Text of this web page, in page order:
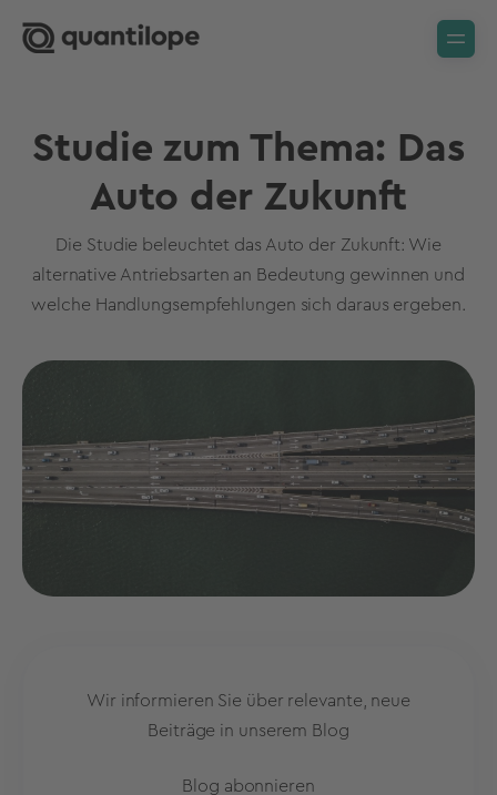
Studie zum Thema: Das
Auto der Zukunft
Die Studie beleuchtet das Auto der Zukunft: Wie
alternative Antriebsarten an Bedeutung gewinnen und
welche Handlungsempfehlungen sich daraus ergeben.
Wir informieren Sie über relevante, neue
Beiträge in unserem Blog
Blog abonnieren